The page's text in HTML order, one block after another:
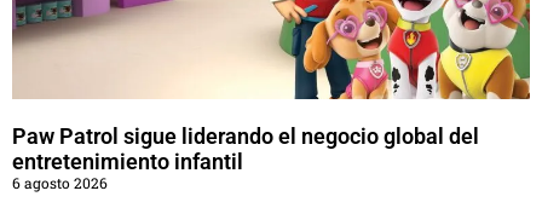
Paw Patrol sigue liderando el negocio global del
entretenimiento infantil
6 agosto 2026